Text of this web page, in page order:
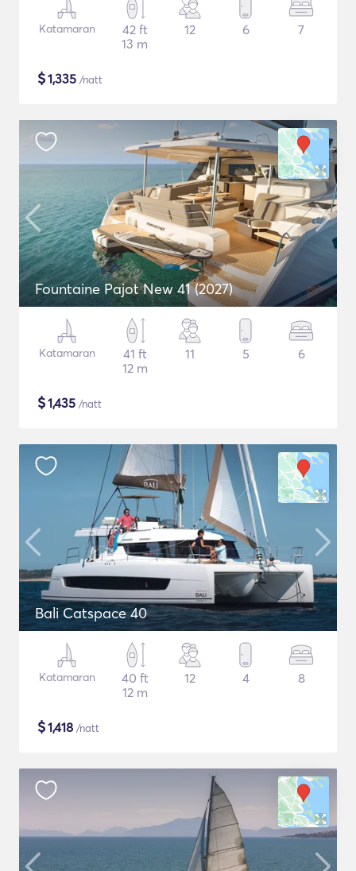
Katamaran
42 ft
13 m
12 6 7
$1,335 /natt
Fountaine Pajot New 41 (2027)
Katamaran
41 ft
12 m
11 5 6
$1,435 /natt
Bali Catspace 40
Katamaran
40 ft
12 m
12 4 8
$1,418 /natt